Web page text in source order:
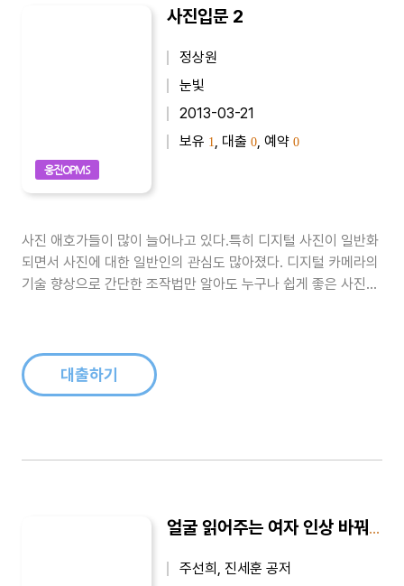
웅진OPMS
사진입문 2
정상원
눈빛
2013-03-21
보유 1 , 대출 0 , 예약 0
사진 애호가들이 많이 늘어나고 있다.특히 디지털 사진이 일반화
되면서 사진에 대한 일반인의 관심도 많아졌다. 디지털 카메라의
기술 향상으로 간단한 조작법만 알아도 누구나 쉽게 좋은 사진을
분들이 어떤 책을 선택하고 ..
대출하기
얼굴 읽어주는 여자 인상 바꿔주는 남자
주선희, 진세훈 공저